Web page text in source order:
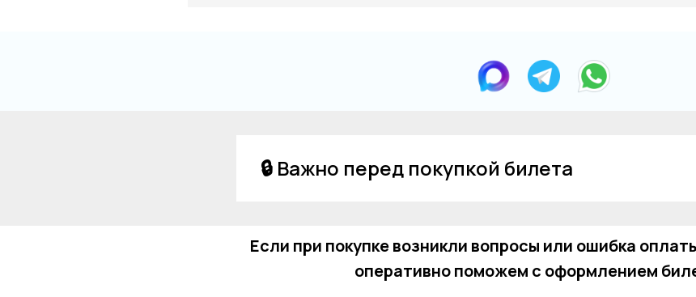
🔒 Важно перед покупкой билета
Если при покупке возникли вопросы или ошибка
оперативно поможем с оформлением